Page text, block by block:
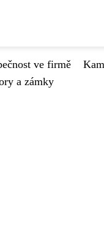
ve firmě
a zámky